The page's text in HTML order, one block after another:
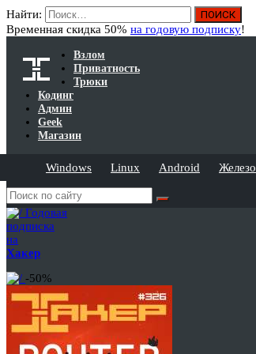
Найти:
Временная скидка 50% на годовую подписку!
Взлом
Приватность
Трюки
Кодинг
Админ
Geek
Магазин
Windows Linux Android Железо
Годовая
подписка
на
Хакер
-50%